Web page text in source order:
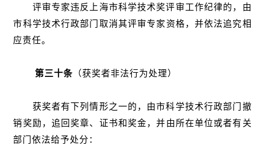
评审专家违反上海市科学技术奖评审工作纪律的，由
市科学技术行政部门取消其评审专家资格，并依法追究相
应责任。
第三十条 （获奖者非法行为处理）
获奖者有下列情形之一的，由市科学技术行政部门撤
销奖励，追回奖章、证书和奖金，并由所在单位或者有关
部门依法给予处分：